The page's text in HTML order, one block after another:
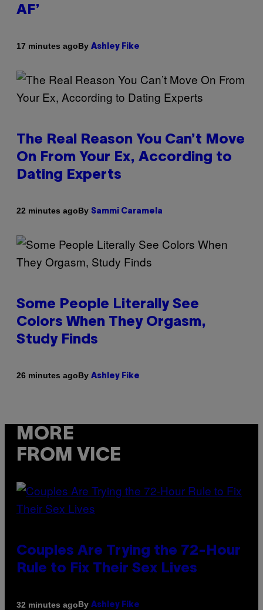
AF’
17 minutes agoBy Ashley Fike
The Real Reason You Can’t Move
On From Your Ex, According to
Dating Experts
22 minutes agoBy Sammi Caramela
Some People Literally See
Colors When They Orgasm,
Study Finds
26 minutes agoBy Ashley Fike
MORE
FROM VICE
Couples Are Trying the 72-Hour
Rule to Fix Their Sex Lives
32 minutes agoBy Ashley Fike